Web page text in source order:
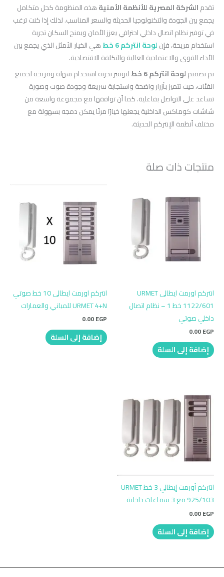
تقدمالشركة المصرية للأنظمة الأمنيةهذه المنظومة كحل متكامل
يجمع بين الجودة والتكنولوجيا الحديثة والسعر المناسب. لذلك إذا كنت ترغب
في توفير نظام اتصال داخلي احترافي يعزز الأمان ويمنح السكان تجربة
استخدام مريحة، فإنلوحة انتركم 6 خط
هي الخيار الأمثل الذي يجمع بين
الأداء القوي والاعتمادية العالية والتكلفة الاقتصادية.
تم تصميملوحة انتركم 6 خط
لتوفير تجربة استخدام سهلة ومريحة لجميع
الفئات، حيث تتميز بأزرار واضحة واستجابة سريعة وجودة صوت وصورة
تساعد على التواصل بفاعلية. كما أن توافقها مع مجموعة واسعة من
شاشات كوماكس الداخلية يجعلها خيارًا مرنًا يمكن دمجه بسهولة مع
مختلف أنظمة الإنتركم الحديثة.
منتجات ذات صلة
انتركم اورمت ايطالى URMET
1122/601 خط 1 – نظام اتصال
داخلي صوتي
0.00EGP
إضافة إلى السلة
انتركم اورمت ايطالى 10 خط صوتي
URMET 4+N للمباني والعمارات
0.00EGP
إضافة إلى السلة
انتركم أورمت إيطالي 3 خط URMET
925/103 مع 3 سماعات داخلية
0.00EGP
إضافة إلى السلة